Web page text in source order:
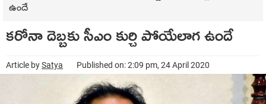
ఉందే
క‌రోనా దెబ్బ‌కు సీఎం కుర్చి పోయేలాగ ఉందే
Article bySatya Published on: 2:09 pm, 24 April 2020